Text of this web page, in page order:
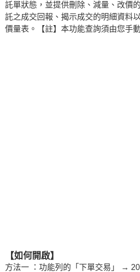
託單狀態，並提供刪除、減量、改價
託之成交回報、揭示成交的明細資料
價量表。【註】本功能查詢須由您手
【如何開啟】
方法一 ：功能列的「下單交易」 →